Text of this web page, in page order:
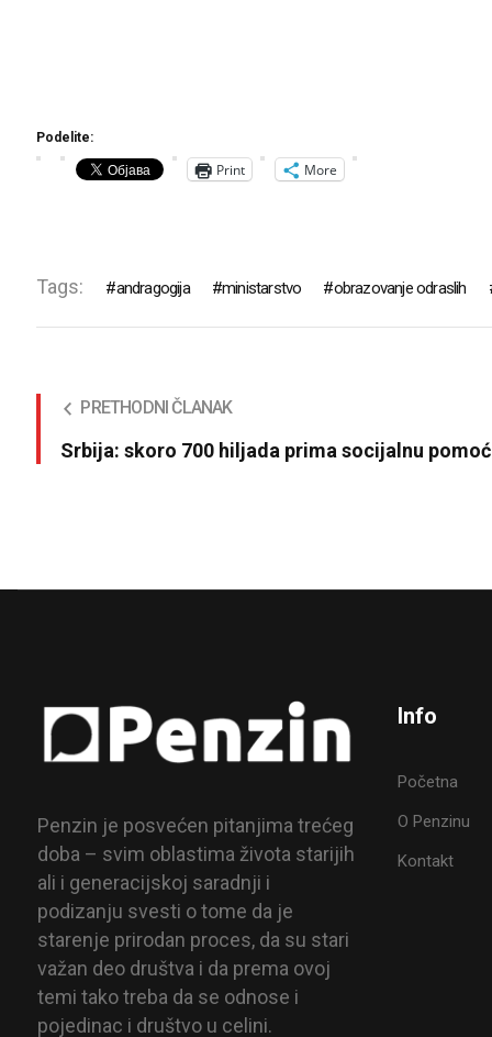
Podelite:
Print More
Tags: andragogija ministarstvo obrazovanje odraslih
PRETHODNI ČLANAK
Srbija: skoro 700 hiljada prima socijalnu pomoć
Penzin je posvećen pitanjima trećeg
doba – svim oblastima života starijih
ali i generacijskoj saradnji i
podizanju svesti o tome da je
starenje prirodan proces, da su stari
važan deo društva i da prema ovoj
temi tako treba da se odnose i
pojedinac i društvo u celini.
Info
Početna
O Penzinu
Kontakt